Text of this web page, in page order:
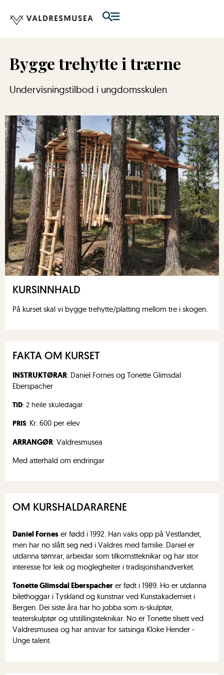
Bygge trehytte i trærne
Undervisningstilbod i ungdomsskulen
KURSINNHALD
På kurset skal vi bygge trehytte/platting mellom tre i skogen.
FAKTA OM KURSET
INSTRUKTØRAR: Daniel Fornes og Tonette Glimsdal
Eberspacher
TID: 2 heile skuledagar
PRIS: Kr. 600 per elev
ARRANGØR: Valdresmusea
Med atterhald om endringar
OM KURSHALDARARENE
Daniel Fornes er fødd i 1992. Han vaks opp på Vestlandet,
men har no slått seg ned i Valdres med familie. Daniel er
utdanna tømrar, arbeidar som tilkomstteknikar og har stor
interesse for leik og moglegheiter i tradisjonshandverket.
Tonette Glimsdal Eberspacher er født i 1989. Ho er utdanna
bilethoggar i Tyskland og kunstnar ved Kunstakademiet i
Bergen. Dei siste åra har ho jobba som is-skulptør,
teaterskulptør og utstillingsteknikar. No er Tonette tilsett ved
Valdresmusea og har ansvar for satsinga Kloke Hender -
Unge talent.